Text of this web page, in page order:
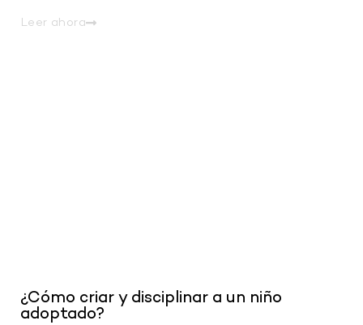
Leer ahora
¿Cómo criar y disciplinar a un niño
adoptado?